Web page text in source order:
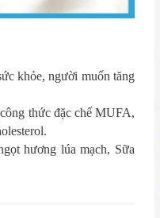
khỏe, người muốn tăng
thức đặc chế MUFA,
hương lúa mạch, Sữa